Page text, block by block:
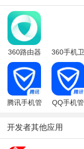
360路由器
卫士手机版
360手机卫
士 安卓版
腾讯手机管
QQ手机管
开发者其他应用